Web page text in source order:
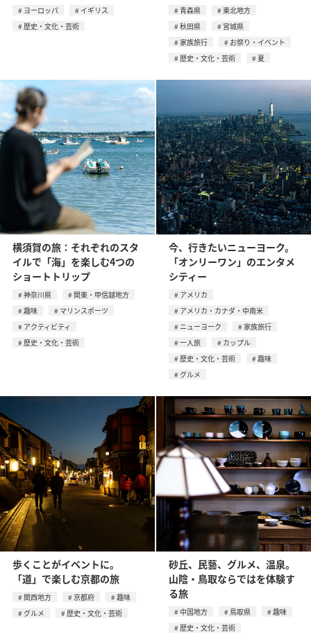
ヨーロッパ
イギリス
歴史・文化・芸術
青森県
東北地方
秋田県
宮城県
家族旅行
お祭り・イベント
歴史・文化・芸術
夏
横須賀の旅：それぞれのスタ
イルで「海」を楽しむ4つの
ショートトリップ
神奈川県
関東・甲信越地方
趣味
マリンスポーツ
アクティビティ
歴史・文化・芸術
今、行きたいニューヨーク。
「オンリーワン」のエンタメ
シティー
アメリカ
アメリカ・カナダ・中南米
ニューヨーク
家族旅行
一人旅
カップル
歴史・文化・芸術
趣味
グルメ
歩くことがイベントに。
「道」で楽しむ京都の旅
関西地方 京都府
趣味
グルメ
歴史・文化・芸術
砂丘、民藝、グルメ、温泉。
山陰・鳥取ならではを体験す
る旅
中国地方 鳥取県
趣味
歴史・文化・芸術